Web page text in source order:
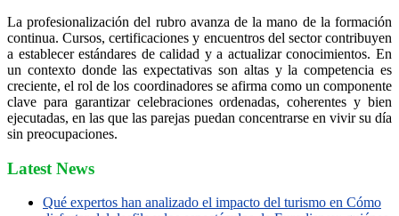
La profesionalización del rubro avanza de la mano de la formación
continua. Cursos, certificaciones y encuentros del sector contribuyen
a establecer estándares de calidad y a actualizar conocimientos. En
un contexto donde las expectativas son altas y la competencia es
creciente, el rol de los coordinadores se afirma como un componente
clave para garantizar celebraciones ordenadas, coherentes y bien
ejecutadas, en las que las parejas puedan concentrarse en vivir su día
sin preocupaciones.
Latest News
Qué expertos han analizado el impacto del turismo en Cómo